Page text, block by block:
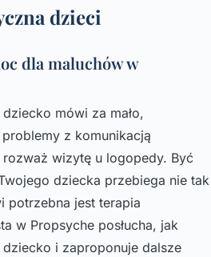
dzieci
dla maluchów w
mówi za mało,
z komunikacją
wizytę u logopedy. Być
dziecka przebiega nie tak
potrzebna jest terapia
w Propsyche posłucha, jak
i zaproponuje dalsze